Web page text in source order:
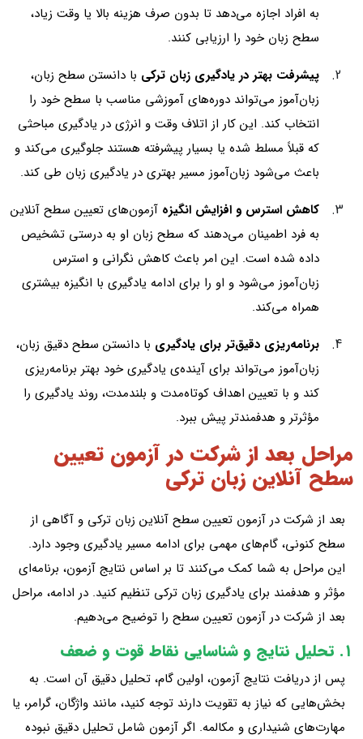
به افراد اجازه می‌دهد تا بدون صرف هزینه بالا یا وقت زیاد،
سطح زبان خود را ارزیابی کنند.
پیشرفت بهتر در یادگیری زبان ترکی با دانستن سطح زبان،
زبان‌آموز می‌تواند دوره‌های آموزشی مناسب با سطح خود را
انتخاب کند. این کار از اتلاف وقت و انرژی در یادگیری مباحثی
که قبلاً مسلط شده یا بسیار پیشرفته هستند جلوگیری می‌کند و
باعث می‌شود زبان‌آموز مسیر بهتری در یادگیری زبان طی کند.
کاهش استرس و افزایش انگیزه آزمون‌های تعیین سطح آنلاین
به فرد اطمینان می‌دهند که سطح زبان او به درستی تشخیص
داده شده است. این امر باعث کاهش نگرانی و استرس
زبان‌آموز می‌شود و او را برای ادامه یادگیری با انگیزه بیشتری
همراه می‌کند.
برنامه‌ریزی دقیق‌تر برای یادگیری با دانستن سطح دقیق زبان،
زبان‌آموز می‌تواند برای آینده‌ی یادگیری خود بهتر برنامه‌ریزی
کند و با تعیین اهداف کوتاه‌مدت و بلندمدت، روند یادگیری را
مؤثرتر و هدفمندتر پیش ببرد.
مراحل بعد از شرکت در آزمون تعیین
سطح آنلاین زبان ترکی
بعد از شرکت در آزمون تعیین سطح آنلاین زبان ترکی و آگاهی از
سطح کنونی، گام‌های مهمی برای ادامه مسیر یادگیری وجود دارد.
این مراحل به شما کمک می‌کنند تا بر اساس نتایج آزمون، برنامه‌ای
مؤثر و هدفمند برای یادگیری زبان ترکی تنظیم کنید. در ادامه، مراحل
بعد از شرکت در آزمون تعیین سطح را توضیح می‌دهیم.
۱. تحلیل نتایج و شناسایی نقاط قوت و ضعف
پس از دریافت نتایج آزمون، اولین گام، تحلیل دقیق آن است. به
بخش‌هایی که نیاز به تقویت دارند توجه کنید، مانند واژگان، گرامر، یا
مهارت‌های شنیداری و مکالمه. اگر آزمون شامل تحلیل دقیق نبوده